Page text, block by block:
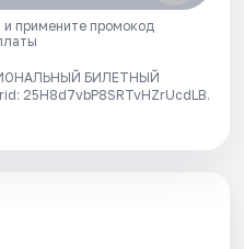
примените промокод
БИЛЕТНЫЙ
25H8d7vbP8SRTvHZrUcdLB.